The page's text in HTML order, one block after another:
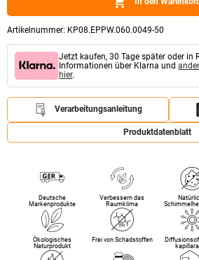
Artikelnummer: KP08.EPPW.060.0049-50
Jetzt kaufen, 30 Tage später oder in
Informationen über Klarna und
hier.
Deutsche
Markenprodukte
Verbessern das
Raumklima
Ökologisches
Naturprodukt
Frei von Schadstoffen
Verarbeitungsanleitung
Produktdatenblatt